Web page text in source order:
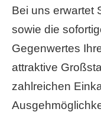
Bei uns erwartet
sowie die
Gegenwertes
attraktive
zahlreichen